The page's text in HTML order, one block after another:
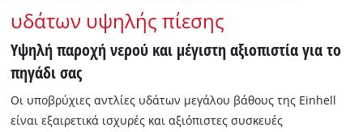
υδάτων υψηλής πίεσης
Υψηλή παροχή νερού και μέγιστη αξιοπιστία για το
πηγάδι σας
Οι υποβρύχιες αντλίες υδάτων μεγάλου βάθους της Einhell
είναι εξαιρετικά ισχυρές και αξιόπιστες συσκευές